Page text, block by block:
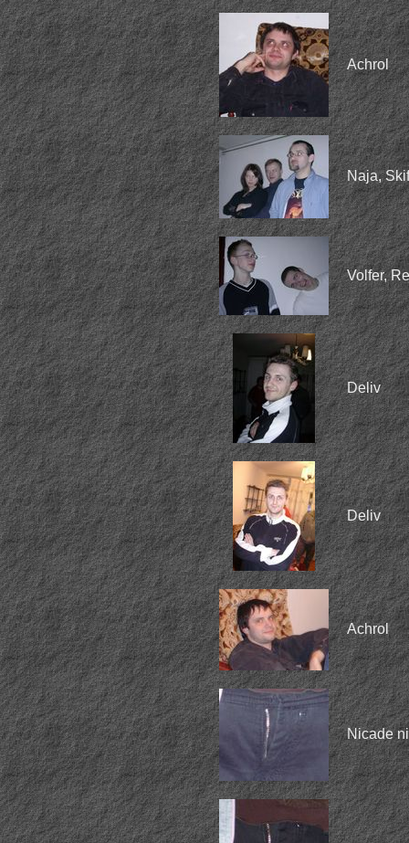
Achrol
Naja,
Volfer,
Deliv
Deliv
Achrol
Nicade